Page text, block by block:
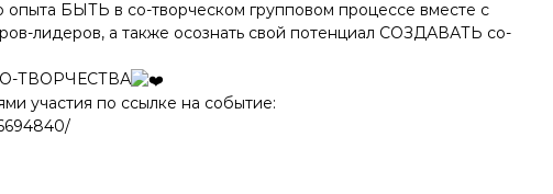
БЫТЬ в со-творческом групповом процессе вместе с
лидеров, а также осознать свой потенциал СОЗДАВАТЬ со-
ТВОРЧЕСТВА
участия по ссылке на событие: